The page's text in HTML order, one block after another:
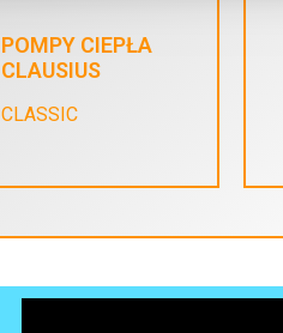
POMPY CIEPŁA
CLAUSIUS
CLASSIC